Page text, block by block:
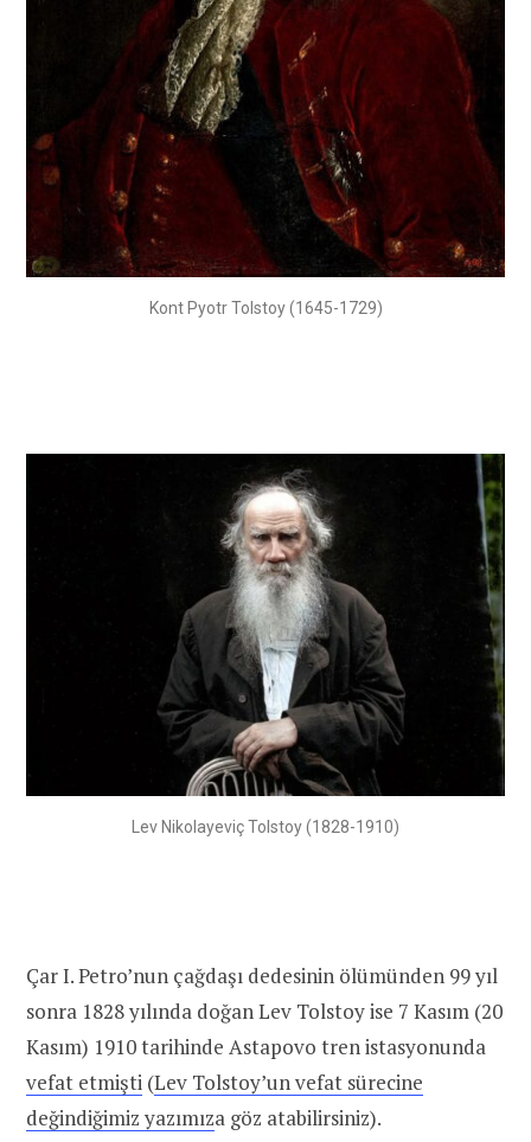
Kont Pyotr Tolstoy (1645-1729)
Lev Nikolayeviç Tolstoy (1828-1910)
Çar I. Petro’nun çağdaşı dedesinin ölümünden 99 yıl
sonra 1828 yılında doğan Lev Tolstoy ise 7 Kasım (20
Kasım) 1910 tarihinde Astapovo tren istasyonunda
vefat etmişti (Lev Tolstoy’un vefat sürecine
değindiğimiz yazımıza göz atabilirsiniz).